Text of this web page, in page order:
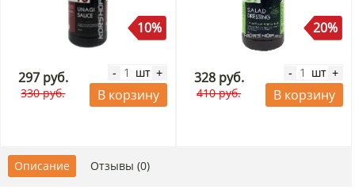
10%
297 руб.
330 руб.
- шт +
В корзину
20%
328 руб.
410 руб.
- шт +
В корзину
Описание Отзывы (0)